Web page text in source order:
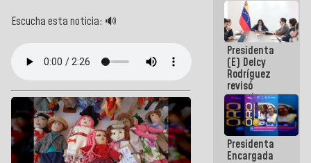
Escucha esta noticia: 🔊
Presidenta
(E) Delcy
Rodríguez
revisó
agenda
económica y
ejecución de
fondos de
emergencia
post-sismos
Presidenta
Encargada